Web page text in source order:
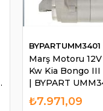
Marş Motoru 12V
Kw Kia Bongo III
| BYPART
BYPARTUMM3401
₺7.971,09